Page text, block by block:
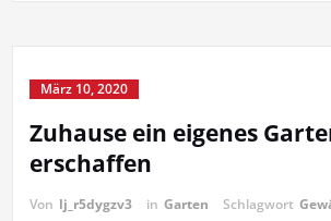
März 10, 2020
Zuhause ein eigenes
erschaffen
Von lj_r5dygzv3 in Garten Schlagwort